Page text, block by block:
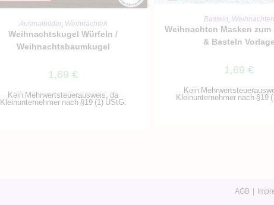
IN DEN WARENKORB
Ausmalbilder, Weihnachten
Weihnachtskugel Würfeln /
Weihnachtsbaumkugel
1,69€
Kein Mehrwertsteuerausweis, da
Kleinunternehmer nach §19 (1) UStG.
IN DEN
Basteln, Weihnachten
Weihnachten Masken zum
& Basteln
1,69€
Kein
Kleinunternehmer nach §19
AGB